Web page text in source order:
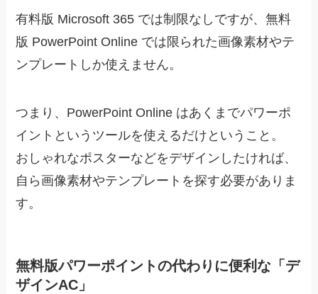
有料版 Microsoft 365 では制限なしですが、無料
版 PowerPoint Online では限られた画像素材やテ
ンプレートしか使えません。
つまり、PowerPoint Online はあくまでパワーポ
イントというツールを使えるだけということ。
おしゃれなポスターなどをデザインしたければ、
自ら画像素材やテンプレートを探す必要がありま
す。
無料版パワーポイントの代わりに便利な「デ
ザインAC」